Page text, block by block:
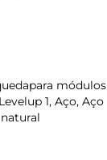
módulos
1, Aço, Aço
natural